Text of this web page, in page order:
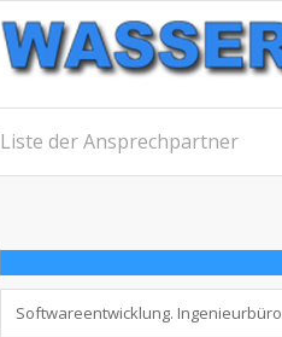
Liste der Ansprechpartner
Softwareentwicklung.